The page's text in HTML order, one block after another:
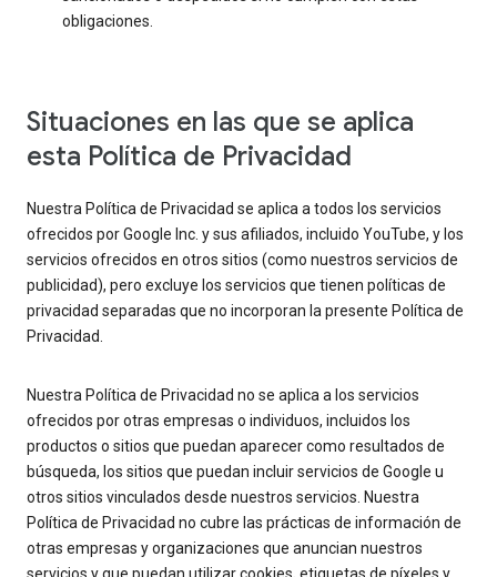
obligaciones.
Situaciones en las que se aplica
esta Política de Privacidad
Nuestra Política de Privacidad se aplica a todos los servicios
ofrecidos por Google Inc. y sus afiliados, incluido YouTube, y los
servicios ofrecidos en otros sitios (como nuestros servicios de
publicidad), pero excluye los servicios que tienen políticas de
privacidad separadas que no incorporan la presente Política de
Privacidad.
Nuestra Política de Privacidad no se aplica a los servicios
ofrecidos por otras empresas o individuos, incluidos los
productos o sitios que puedan aparecer como resultados de
búsqueda, los sitios que puedan incluir servicios de Google u
otros sitios vinculados desde nuestros servicios. Nuestra
Política de Privacidad no cubre las prácticas de información de
otras empresas y organizaciones que anuncian nuestros